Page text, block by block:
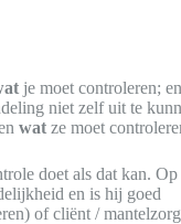
je moet controleren;
niet zelf uit te
wat ze moet
doet als dat kan.
en is hij goed
of cliënt /